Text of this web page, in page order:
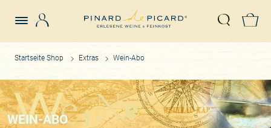
Suche
Startseite Shop Extras Wein-Abo
WEIN-ABO